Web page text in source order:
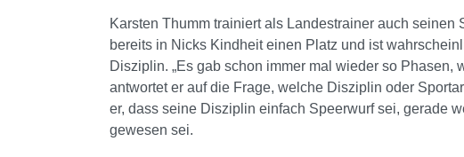
Karsten Thumm trainiert als Landestrainer auch seinen
bereits in Nicks Kindheit einen Platz und ist
Disziplin. „Es gab schon immer mal wieder so Phasen,
antwortet er auf die Frage, welche Disziplin oder
er, dass seine Disziplin einfach Speerwurf sei, gerade
gewesen sei.